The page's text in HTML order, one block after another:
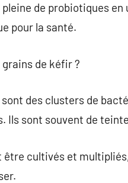
de probiotiques en
pour la santé.
grains de kéfir ?
des clusters de
Ils sont souvent de
être cultivés et